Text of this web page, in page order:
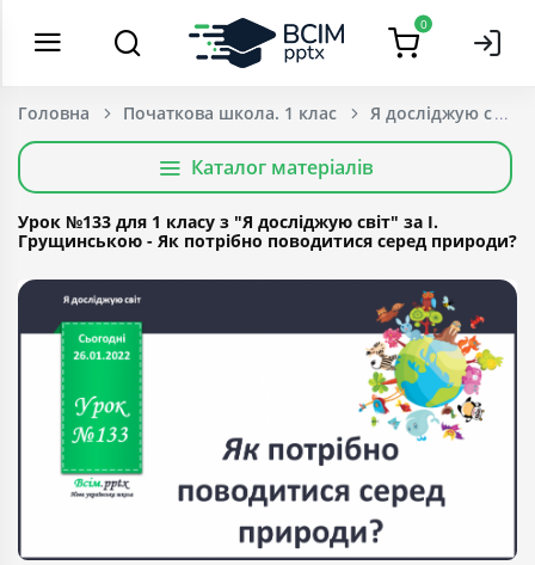
0
Головна Початкова школа. 1 клас Я досліджую світ
Каталог матеріалів
Урок №133 для 1 класу з "Я досліджую світ" за І.
Грущинською - Як потрібно поводитися серед природи?